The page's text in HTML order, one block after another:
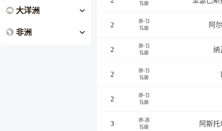
大洋洲
非洲
15:00
2
09-13
15:00
阿
2
09-13
15:00
纳
2
09-13
15:00
2
09-13
15:00
3
09-20
15:00
阿斯